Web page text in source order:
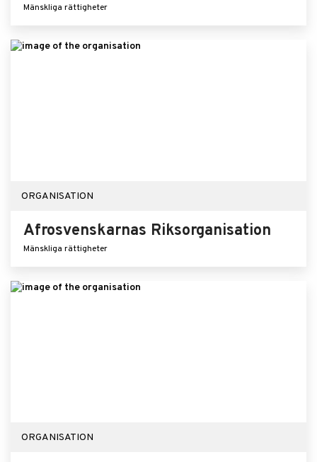
Mänskliga rättigheter
ORGANISATION
Afrosvenskarnas Riksorganisation
Mänskliga rättigheter
ORGANISATION